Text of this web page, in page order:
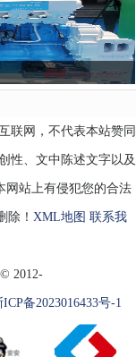
联网，不代表本站赞同
性、文中陈述文字以及
网站上有侵犯您的合法
除！ XML地图 联系我
2012-
ICP备2023016433号-1